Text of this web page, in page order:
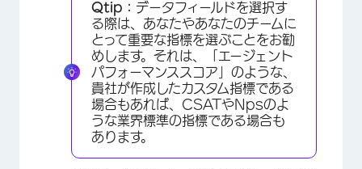
Qtip： データフィールドを選択す
る際は、あなたやあなたのチームに
とって重要な指標を選ぶことをお勧
めします。それは、「エージェント
パフォーマンススコア」のような、
貴社が作成したカスタム指標である
場合もあれば、CSATやNpsのよ
うな業界標準の指標である場合も
あります。